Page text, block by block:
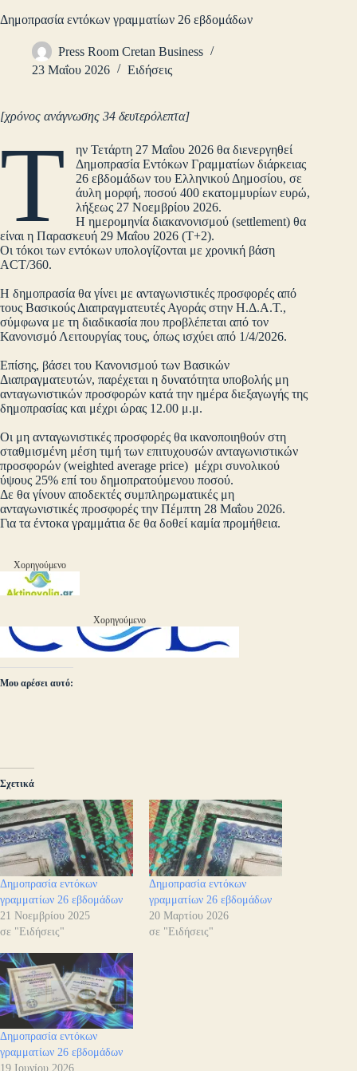
Δημοπρασία εντόκων γραμματίων 26 εβδομάδων
Press Room Cretan Business
23 Μαΐου 2026
Ειδήσεις
[χρόνος ανάγνωσης 34 δευτερόλεπτα]
Τ
ην Τετάρτη 27 Μαΐου 2026 θα διενεργηθεί
Δημοπρασία Εντόκων Γραμματίων διάρκειας
26 εβδομάδων του Ελληνικού Δημοσίου, σε
άυλη μορφή, ποσού 400 εκατομμυρίων ευρώ,
λήξεως 27 Νοεμβρίου 2026.
Η ημερομηνία διακανονισμού (settlement) θα
είναι η Παρασκευή 29 Μαΐου 2026 (Τ+2).
Οι τόκοι των εντόκων υπολογίζονται με χρονική βάση
ACT/360.
Η δημοπρασία θα γίνει με ανταγωνιστικές προσφορές από
τους Βασικούς Διαπραγματευτές Αγοράς στην Η.Δ.Α.Τ.,
σύμφωνα με τη διαδικασία που προβλέπεται από τον
Κανονισμό Λειτουργίας τους, όπως ισχύει από 1/4/2026.
Επίσης, βάσει του Κανονισμού των Βασικών
Διαπραγματευτών, παρέχεται η δυνατότητα υποβολής μη
ανταγωνιστικών προσφορών κατά την ημέρα διεξαγωγής της
δημοπρασίας και μέχρι ώρας 12.00 μ.μ.
Οι μη ανταγωνιστικές προσφορές θα ικανοποιηθούν στη
σταθμισμένη μέση τιμή των επιτυχουσών ανταγωνιστικών
προσφορών (weighted average price) μέχρι συνολικού
ύψους 25% επί του δημοπρατούμενου ποσού.
Δε θα γίνουν αποδεκτές συμπληρωματικές μη
ανταγωνιστικές προσφορές την Πέμπτη 28 Μαΐου 2026.
Για τα έντοκα γραμμάτια δε θα δοθεί καμία προμήθεια.
Χορηγούμενο
Χορηγούμενο
Μου αρέσει αυτό:
Σχετικά
Δημοπρασία εντόκων
γραμματίων 26 εβδομάδων
21 Νοεμβρίου 2025
σε "Ειδήσεις"
Δημοπρασία εντόκων
γραμματίων 26 εβδομάδων
20 Μαρτίου 2026
σε "Ειδήσεις"
Δημοπρασία εντόκων
γραμματίων 26 εβδομάδων
19 Ιουνίου 2026